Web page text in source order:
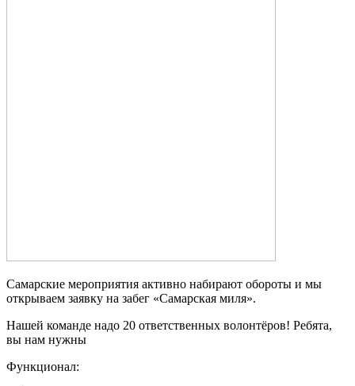
Самарские мероприятия активно набирают обороты и мы
открываем заявку на забег «Самарская миля».
Нашей команде надо 20 ответственных волонтёров! Ребята,
вы нам нужны
Функционал: